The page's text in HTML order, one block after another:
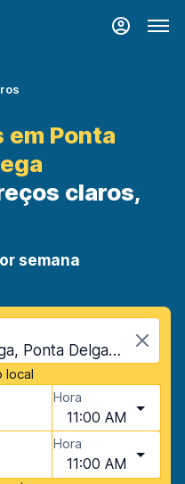
Ponta
claros,
semana
Ponta Delgada Entrega, Ponta Delgada, Portugal - Arquipélago dos Açores
local
Hora
11:00 AM
Hora
11:00 AM